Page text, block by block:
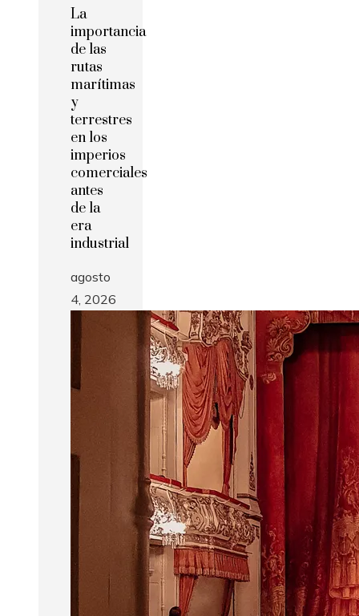
La
importancia
de las
rutas
marítimas
y
terrestres
en los
imperios
comerciales
antes
de la
era
industrial
agosto
4, 2026